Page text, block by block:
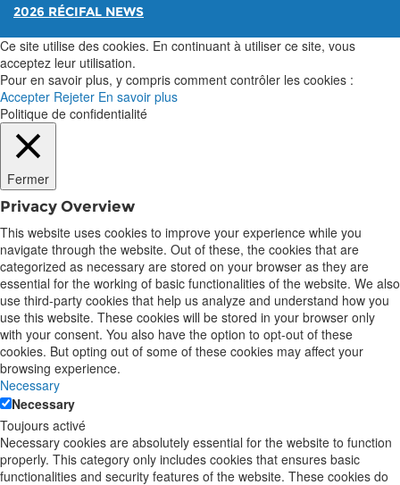
2026 RÉCIFAL NEWS
Ce site utilise des cookies. En continuant à utiliser ce site, vous
acceptez leur utilisation.
Pour en savoir plus, y compris comment contrôler les cookies :
Accepter Rejeter En savoir plus
Politique de confidentialité
Fermer
Privacy Overview
This website uses cookies to improve your experience while you
navigate through the website. Out of these, the cookies that are
categorized as necessary are stored on your browser as they are
essential for the working of basic functionalities of the website. We also
use third-party cookies that help us analyze and understand how you
use this website. These cookies will be stored in your browser only
with your consent. You also have the option to opt-out of these
cookies. But opting out of some of these cookies may affect your
browsing experience.
Necessary
Necessary
Toujours activé
Necessary cookies are absolutely essential for the website to function
properly. This category only includes cookies that ensures basic
functionalities and security features of the website. These cookies do